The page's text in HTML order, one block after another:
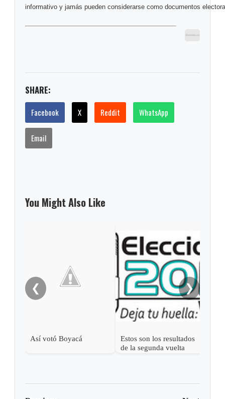
informativo y jamás pueden considerarse como documentos
SHARE:
Facebook X Reddit WhatsApp
Email
You Might Also Like
❮
Así votó Boyacá
Estos son los resultados
de la segunda vuelta
❯